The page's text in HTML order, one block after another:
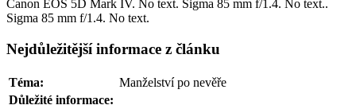
Nejdůležitější informace z článku
Téma:
Manželství po nevěře
Důležité informace: